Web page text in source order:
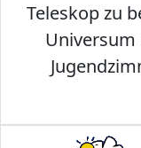
Teleskop zu